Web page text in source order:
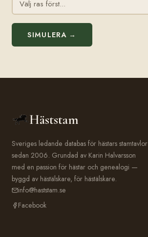
SIMULERA →
Häststam
Sveriges ledande databas för hästars stamtavlor
sedan 2006. Grundad av Karin Halvarsson
med en passion för hästar och genealogi —
byggd av hästälskare, för hästälskare.
info@haststam.se
Facebook